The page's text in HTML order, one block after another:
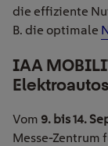
die effiziente
B. die optimale
IAA
Vom 9. bis 14.
Messe-Zentrum